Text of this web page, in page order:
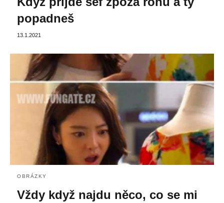
popadneš
13.1.2021
OBRÁZKY
Vždy když najdu něco, co se mi